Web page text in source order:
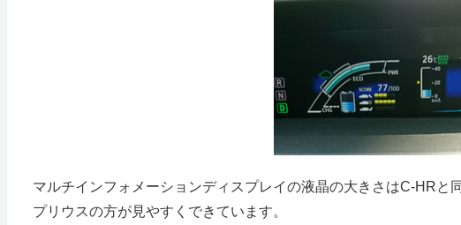
マルチインフォメーションディスプレイの液晶の大きさはC-HRと
プリウスの方が見やすくできています。